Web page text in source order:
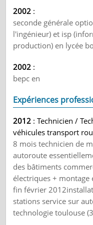
2002 :
seconde générale
l'ingénieur) et isp
production) en lycée
2002 :
bepc en
Expériences
2012 : Technicien /
véhicules transport
8 mois technicien de
autoroute
des bâtiments
électriques + montage
fin février
stations service sur
technologie toulouse